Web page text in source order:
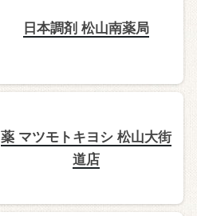
日本調剤 松山南薬局
薬 マツモトキヨシ 松山大街
道店